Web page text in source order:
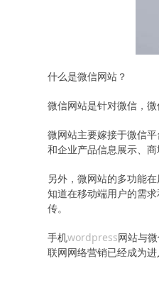
什么是微信网站？
微信网站是针对微信，
微网站主要嫁接于微信
和企业产品信息展示、
另外，微网站的多功能
知道在移动端用户的需
传。
手机wordpress网站与
联网网络营销已经成为